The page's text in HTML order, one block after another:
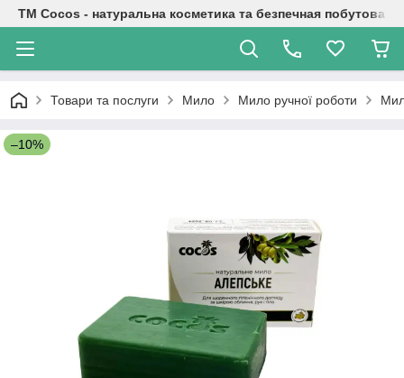
TM Cocos - натуральна косметика та безпечная побутова
Товари та послуги Мило Мило ручної роботи
–10%